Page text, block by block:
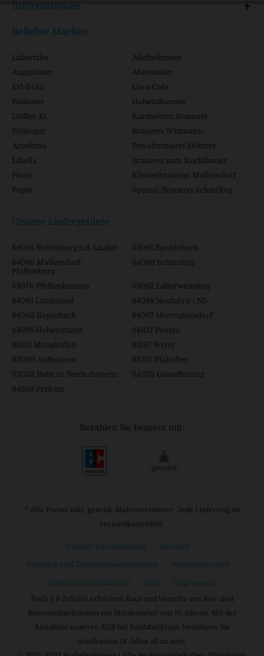
Informationen
Beliebte Marken
Labertaler
Adelholzener
Augustiner
Abenstaler
Erl-Bräu
Coca Cola
Paulaner
Hohenthanner
Löffler-Ei
Karmeliten Brauerei
Pöllinger
Brauerei Wittmann
Arcobräu
Privatbrauerei Stöttner
Libella
Brauerei zum Kuchlbauer
Plose
Klosterbrauerei Mallersdorf
Pepsi
Spezial-Brauerei Schierling
Unsere Liefergebiete
84056 Rottenburg a.d. Laaber
84061 Egoldsbach
84066 Mallersdorf-
Pfaffenberg
84069 Schierling
84076 Pfeffenhausen
84082 Laberweinting
84085 Langquaid
84088 Neufahrn i.Nb.
84092 Bayerbach
84097 Herrngiersdorf
84098 Hohenthann
84103 Postau
84152 Mengkofen
84187 Weng
93089 Aufhausen
93101 Pfakofen
93352 Rohr in Niederbayern
94333 Geiselhöring
94368 Perkam
Bezahlen Sie bequem mit:
* Alle Preise inkl. gesetzl. Mehrwertsteuer. Jede Lieferung ist
versandkostenfrei.
Cookie-Einstellungen Kontakt
Versand und Zahlungsbedingungen Widerrufsrecht
Datenschutzerklärung AGB Impressum
Nach § 9 JuSchG erfordern Kauf und Verzehr von Bier und
Biermischgetränken ein Mindestalter von 16 Jahren. Mit der
Annahme unserer AGB bei Kaufabschluss, bestätigen Sie
mindestens 18 Jahre alt zu sein.